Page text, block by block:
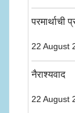
परमार्थाची
22 August
नैराश्यवाद
22 August